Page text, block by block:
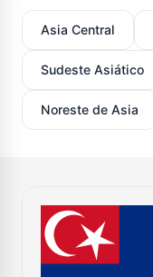
Asia Central
Sudeste Asiático
Noreste de Asia